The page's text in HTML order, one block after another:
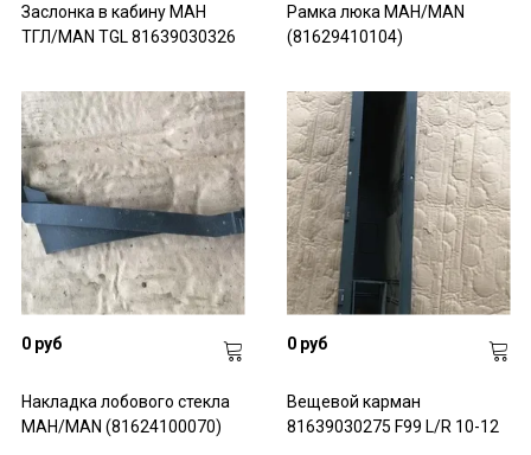
Заслонка в кабину МАН
ТГЛ/MAN TGL 81639030326
Рамка люка МАН/MAN
(81629410104)
0 руб
Накладка лобового стекла
МАН/MAN (81624100070)
0 руб
Вещевой карман
81639030275 F99 L/R 10-12